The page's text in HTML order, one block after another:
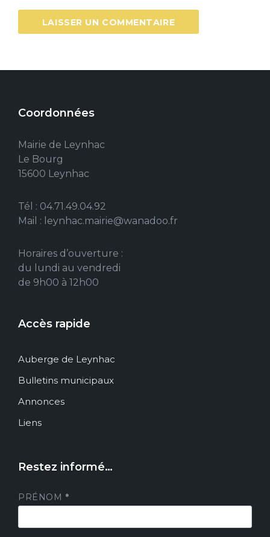
Coordonnées
Mairie de Leynhac
Le Bourg
15600 Leynhac
Tél : 04.71.49.04.92
Mail : leynhac.mairie@wanadoo.fr
Horaires d’ouverture :
du lundi au vendredi
de 9h00 à 12h00
Accès rapide
Auberge de Leynhac
Bulletins municipaux
Annonces
Liens
Restez informé…
PRÉNOM *